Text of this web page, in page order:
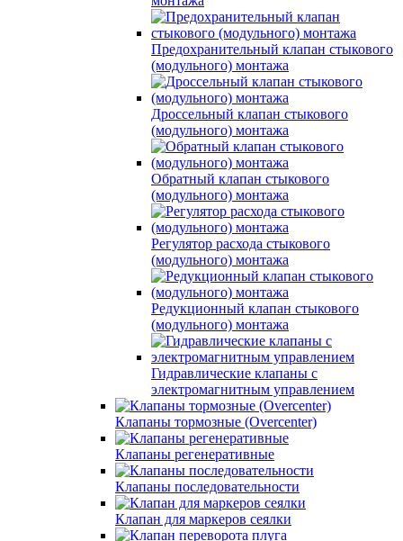
Предохранительный клапан стыкового
(модульного) монтажа
Дроссельный клапан стыкового
(модульного) монтажа
Обратный клапан стыкового
(модульного) монтажа
Регулятор расхода стыкового
(модульного) монтажа
Редукционный клапан стыкового
(модульного) монтажа
Гидравлические клапаны с
электромагнитным управлением
Клапаны тормозные (Overcenter)
Клапаны регенеративные
Клапаны последовательности
Клапан для маркеров сеялки